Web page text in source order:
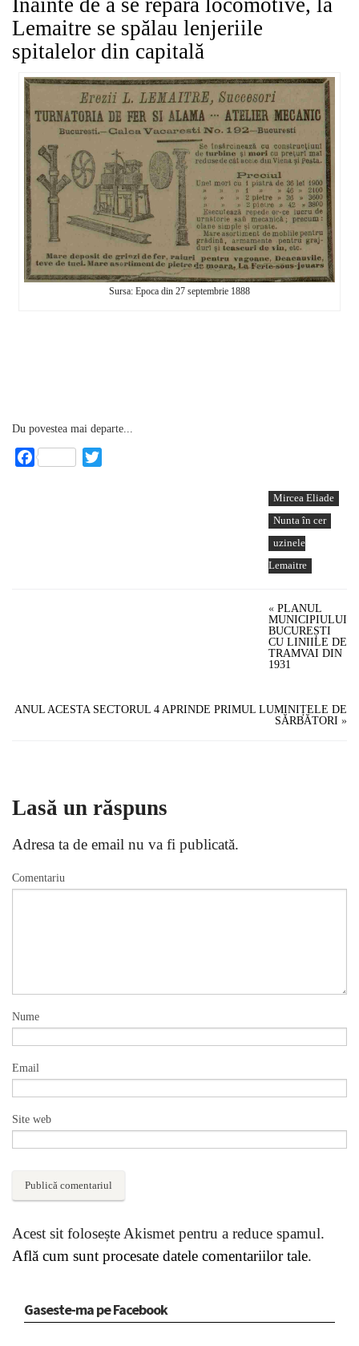
Înainte de a se repara locomotive, la
Lemaitre se spălau lenjeriile
spitalelor din capitală
Sursa: Epoca din 27 septembrie 1888
Du povestea mai departe...
Facebook
Mircea Eliade
Nunta în cer
uzinele
Lemaitre
« PLANUL
MUNICIPIULUI
BUCUREȘTI
CU LINIILE DE
TRAMVAI DIN
1931
ANUL ACESTA SECTORUL 4 APRINDE PRIMUL LUMINIȚELE DE
SĂRBĂTORI »
Lasă un răspuns
Adresa ta de email nu va fi publicată.
Comentariu
Nume
Email
Site web
Acest sit folosește Akismet pentru a reduce spamul.
Află cum sunt procesate datele comentariilor tale.
Gaseste-ma pe Facebook